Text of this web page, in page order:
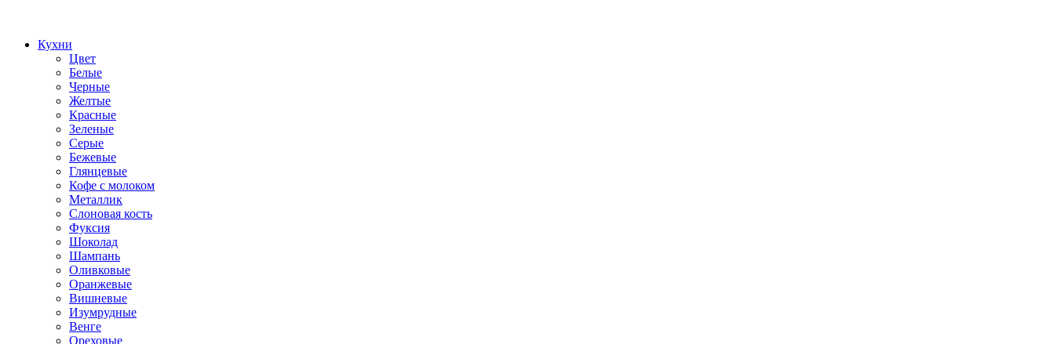
Кухни
Цвет
Белые
Черные
Желтые
Красные
Зеленые
Серые
Бежевые
Глянцевые
Кофе с молоком
Металлик
Слоновая кость
Фуксия
Шоколад
Шампань
Оливковые
Оранжевые
Вишневые
Изумрудные
Венге
Ореховые